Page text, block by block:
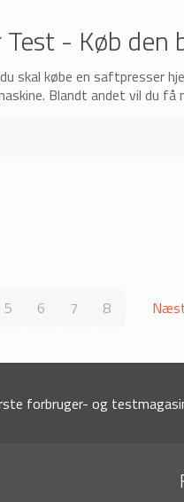
- Køb den
skal købe en saftpresser
Blandt andet vil du
5 6 7 8
forbruger- og